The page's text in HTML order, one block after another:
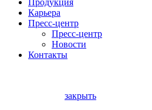
Продукция
Карьера
Пресс-центр
Пресс-центр
Новости
Контакты
закрыть